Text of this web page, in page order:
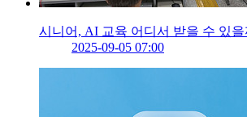
시니어, AI 교육 어디서 받을 수 있을
2025-09-05 07:00